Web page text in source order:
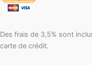
Des frais de 3,5% sont
carte de crédit.